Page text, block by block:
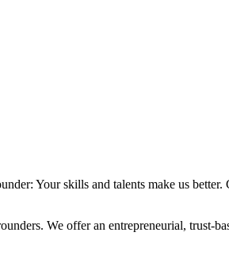
Your skills and talents make us
We offer an entrepreneurial, trust-